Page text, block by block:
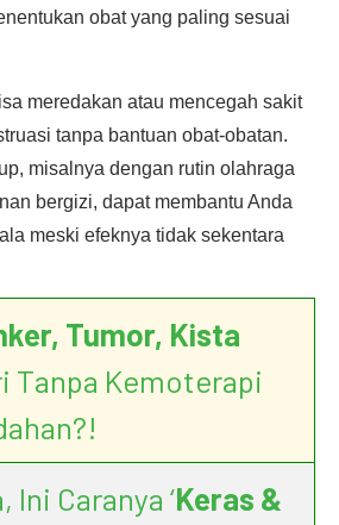
obat yang paling sesuai
meredakan atau mencegah sakit
tanpa bantuan obat-obatan.
misalnya dengan rutin olahraga
bergizi, dapat membantu Anda
meski efeknya tidak sekentara
Tumor, Kista
Tanpa Kemoterapi
Ini Caranya ‘Keras &